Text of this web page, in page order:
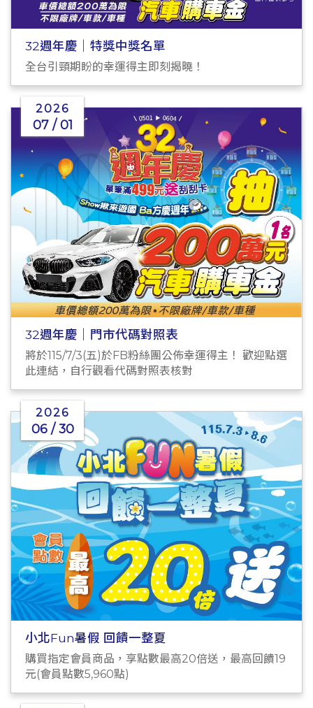
32週年慶｜特獎中獎名單
全台引頸期盼的幸運得主即刻揭曉！
2026
07 / 01
32週年慶｜門市代碼對照表
將於115/7/3(五)於FB粉絲團公佈幸運得主！ 歡迎點選
此連結，自行觀看代碼對照表核對
2026
06 / 30
小北Fun暑假 回饋一整夏
購買指定會員商品，享點數最高20倍送，最高回饋19
元(會員點數5,960點)